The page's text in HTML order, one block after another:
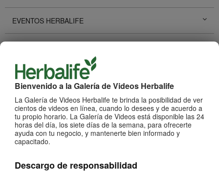
Bienvenido a la Galería de Videos Herbalife
La Galería de Videos Herbalife te brinda la posibilidad de ver
cientos de videos en línea, cuando lo desees y de acuerdo a
tu propio horario. La Galería de Videos está disponible las 24
horas del día, los siete días de la semana, para ofrecerte
ayuda con tu negocio, y mantenerte bien informado y
capacitado.
Descargo de responsabilidad
EVENTOS HERBALIFE
HISTORIAS DE ÉXITO
REDES SOCIALES
PRODUCTOS Ver Todos